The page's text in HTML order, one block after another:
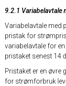
9.2.1 Variabelavtale
Variabelavtale med
pristak for
variabelavtale for
pristaket senest 14
Pristaket er en øvre
for strømforbruk